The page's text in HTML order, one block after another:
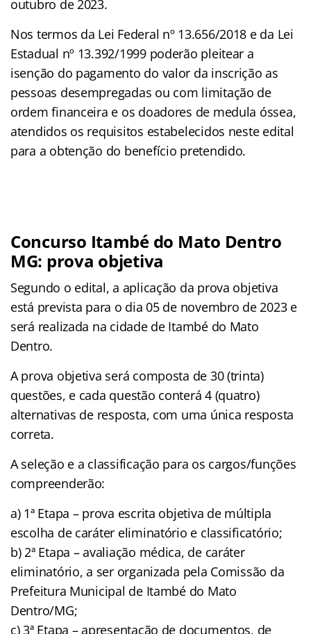
outubro de 2023.
Nos termos da Lei Federal nº 13.656/2018 e da Lei
Estadual nº 13.392/1999 poderão pleitear a
isenção do pagamento do valor da inscrição as
pessoas desempregadas ou com limitação de
ordem financeira e os doadores de medula óssea,
atendidos os requisitos estabelecidos neste edital
para a obtenção do benefício pretendido.
Concurso Itambé do Mato Dentro
MG: prova objetiva
Segundo o edital, a aplicação da prova objetiva
está prevista para o dia 05 de novembro de 2023 e
será realizada na cidade de Itambé do Mato
Dentro.
A prova objetiva será composta de 30 (trinta)
questões, e cada questão conterá 4 (quatro)
alternativas de resposta, com uma única resposta
correta.
A seleção e a classificação para os cargos/funções
compreenderão:
a) 1ª Etapa – prova escrita objetiva de múltipla
escolha de caráter eliminatório e classificatório;
b) 2ª Etapa – avaliação médica, de caráter
eliminatório, a ser organizada pela Comissão da
Prefeitura Municipal de Itambé do Mato
Dentro/MG;
c) 3ª Etapa – apresentação de documentos, de